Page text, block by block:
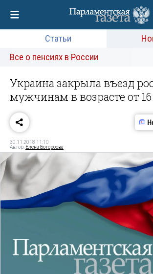
Статьи
Все о пенсиях в России
Украина закрыла въезд
мужчинам в возрасте от 16
30.11.2018 11:10
Автор: Елена Ботороева